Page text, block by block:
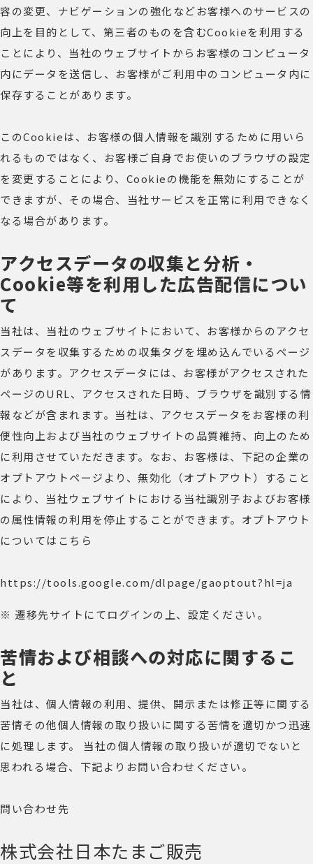
容の変更、ナビゲーションの強化などお客様へのサービスの
向上を目的として、第三者のものを含むCookieを利用する
ことにより、当社のウェブサイトからお客様のコンピュータ
内にデータを送信し、お客様がご利用中のコンピュータ内に
保存することがあります。
このCookieは、お客様の個人情報を識別するために用いら
れるものではなく、お客様ご自身でお使いのブラウザの設定
を変更することにより、Cookieの機能を無効にすることが
できますが、その場合、当社サービスを正常に利用できなく
なる場合があります。
アクセスデータの収集と分析・
Cookie等を利用した広告配信につい
て
当社は、当社のウェブサイトにおいて、お客様からのアクセ
スデータを収集するための収集タグを埋め込んでいるページ
があります。アクセスデータには、お客様がアクセスされた
ページのURL、アクセスされた日時、ブラウザを識別する情
報などが含まれます。当社は、アクセスデータをお客様の利
便性向上および当社のウェブサイトの品質維持、向上のため
に利用させていただきます。なお、お客様は、下記の企業の
オプトアウトページより、無効化（オプトアウト）すること
により、当社ウェブサイトにおける当社識別子およびお客様
の属性情報の利用を停止することができます。オプトアウト
についてはこちら
https://tools.google.com/dlpage/gaoptout?hl=ja
※ 遷移先サイトにてログインの上、設定ください。
苦情および相談への対応に関するこ
と
当社は、個人情報の利用、提供、開示または修正等に関する
苦情その他個人情報の取り扱いに関する苦情を適切かつ迅速
に処理します。 当社の個人情報の取り扱いが適切でないと
思われる場合、下記よりお問い合わせください。
問い合わせ先
株式会社日本たまご販売